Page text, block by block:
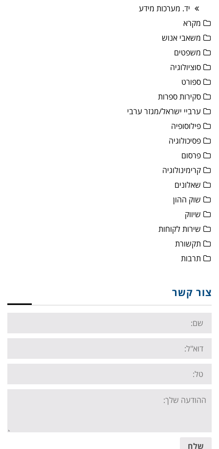
יד. מערכות מידע
מקרא
משאבי אנוש
משפטים
סוציולוגיה
ספורט
סקירות ספרות
ערביי ישראל/מגזר ערבי
פילוסופיה
פסיכולוגיה
פרסום
קרימינולוגיה
שאלונים
שוק ההון
שיווק
שירות לקוחות
תקשורת
תרבות
צור קשר
Name:
Email:
Tel:
Your
message:
שלח